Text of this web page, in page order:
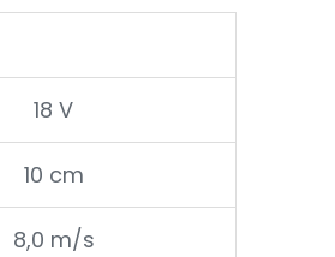
18 V
10 cm
8,0 m/s